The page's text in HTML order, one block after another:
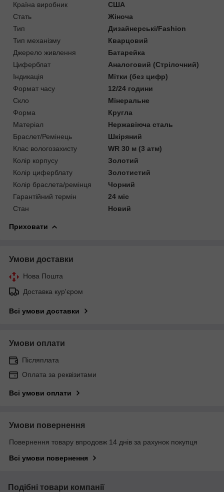
Країна виробник
США
Стать
Жіноча
Тип
Дизайнерські/Fashion
Тип механізму
Кварцовий
Джерело живлення
Батарейка
Циферблат
Аналоговий (Стрілочний)
Індикація
Мітки (без цифр)
Формат часу
12/24 години
Скло
Мінеральне
Форма
Кругла
Матеріал
Нержавіюча сталь
Браслет/Ремінець
Шкіряний
Клас вологозахисту
WR 30 м (3 атм)
Колір корпусу
Золотий
Колір циферблату
Золотистий
Колір браслета/ремінця
Чорний
Гарантійний термін
24 міс
Стан
Новий
Приховати
Умови доставки
Нова Пошта
Доставка кур'єром
Всі умови доставки
Умови оплати
Післяплата
Оплата за реквізитами
Всі умови оплати
Умови повернення
Повернення товару впродовж 14 днів за рахунок покупця
Всі умови повернення
Подібні товари компанії